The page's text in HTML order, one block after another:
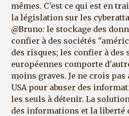
mêmes. C'est ce qui est en
la législation sur les
@Bruno: le stockage des
confier à des sociétés
des risques; les confier à des
européennes comporte
moins graves. Je ne crois pas
USA pour abuser des
les seuls à détenir. La
des informations et la liberté